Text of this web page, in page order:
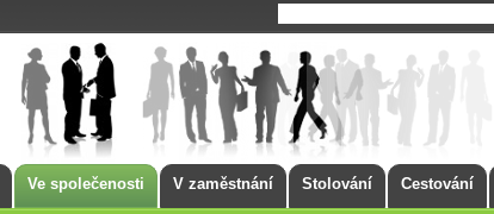
Ve společenosti V zaměstnání Stolování Cestování